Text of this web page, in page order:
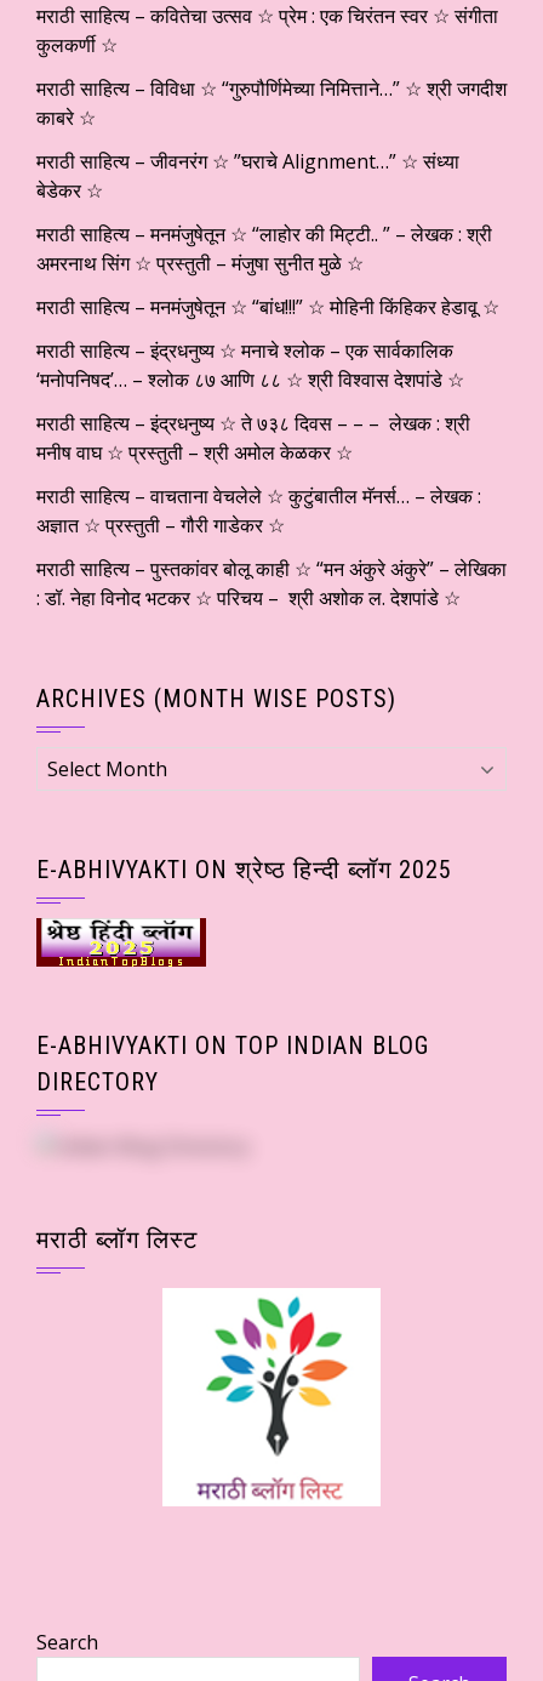
मराठी साहित्य – कवितेचा उत्सव ☆ प्रेम : एक चिरंतन स्वर ☆ संगीता
कुलकर्णी ☆
मराठी साहित्य – विविधा ☆ “गुरुपौर्णिमेच्या निमित्ताने…” ☆ श्री जगदीश
काबरे ☆
मराठी साहित्य – जीवनरंग ☆ ”घराचे Alignment…” ☆ संध्या
बेडेकर ☆
मराठी साहित्य – मनमंजुषेतून ☆ “लाहोर की मिट्टी.. ” – लेखक : श्री
अमरनाथ सिंग ☆ प्रस्तुती – मंजुषा सुनीत मुळे ☆
मराठी साहित्य – मनमंजुषेतून ☆ “बांध!!!” ☆ मोहिनी किंहिकर हेडावू ☆
मराठी साहित्य – इंद्रधनुष्य ☆ मनाचे श्लोक – एक सार्वकालिक
‘मनोपनिषद’… – श्लोक ८७ आणि ८८ ☆ श्री विश्वास देशपांडे ☆
मराठी साहित्य – इंद्रधनुष्य ☆ ते ७३८ दिवस – – – लेखक : श्री
मनीष वाघ ☆ प्रस्तुती – श्री अमोल केळकर ☆
मराठी साहित्य – वाचताना वेचलेले ☆ कुटुंबातील मॅनर्स… – लेखक :
अज्ञात ☆ प्रस्तुती – गौरी गाडेकर ☆
मराठी साहित्य – पुस्तकांवर बोलू काही ☆ “मन अंकुरे अंकुरे” – लेखिका
: डॉ. नेहा विनोद भटकर ☆ परिचय – श्री अशोक ल. देशपांडे ☆
ARCHIVES (MONTH WISE POSTS)
Archives
(Month
E-ABHIVYAKTI ON श्रेष्ठ हिन्दी ब्लॉग 2025
E-ABHIVYAKTI ON TOP INDIAN BLOG
DIRECTORY
मराठी ब्लॉग लिस्ट
Search